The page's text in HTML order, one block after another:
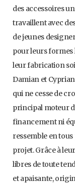
des accessoires
travaillent avec
de jeunes
pour leurs formes
leur fabrication
Damian et
qui ne cesse de
principal moteur
financement ni
ressemble en
projet. Grâce à
libres de toute
et apaisante,